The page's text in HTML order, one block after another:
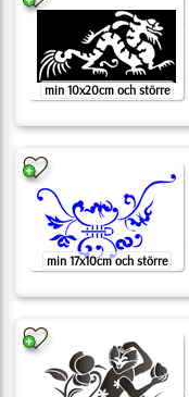
min 10x20cm och större
min 17x10cm och större